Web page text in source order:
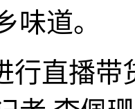
味道。
行直播